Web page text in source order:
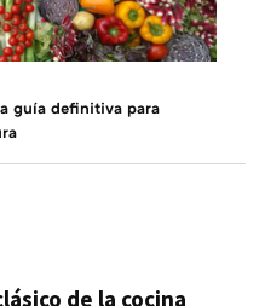
guía definitiva para
de la cocina